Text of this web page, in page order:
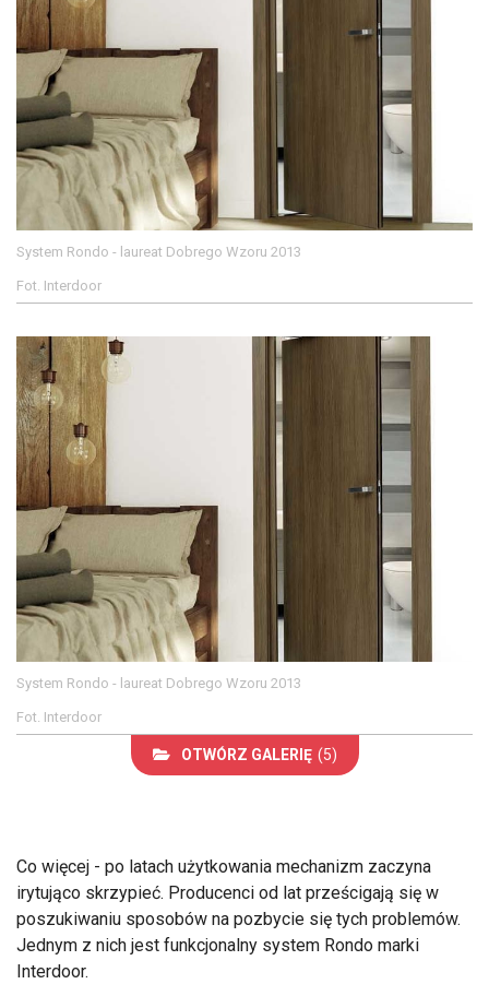
System Rondo - laureat Dobrego Wzoru 2013
Fot. Interdoor
System Rondo - laureat Dobrego Wzoru 2013
Fot. Interdoor
OTWÓRZ GALERIĘ (5)
Co więcej - po latach użytkowania mechanizm zaczyna
irytująco skrzypieć. Producenci od lat prześcigają się w
poszukiwaniu sposobów na pozbycie się tych problemów.
Jednym z nich jest funkcjonalny system Rondo marki
Interdoor.